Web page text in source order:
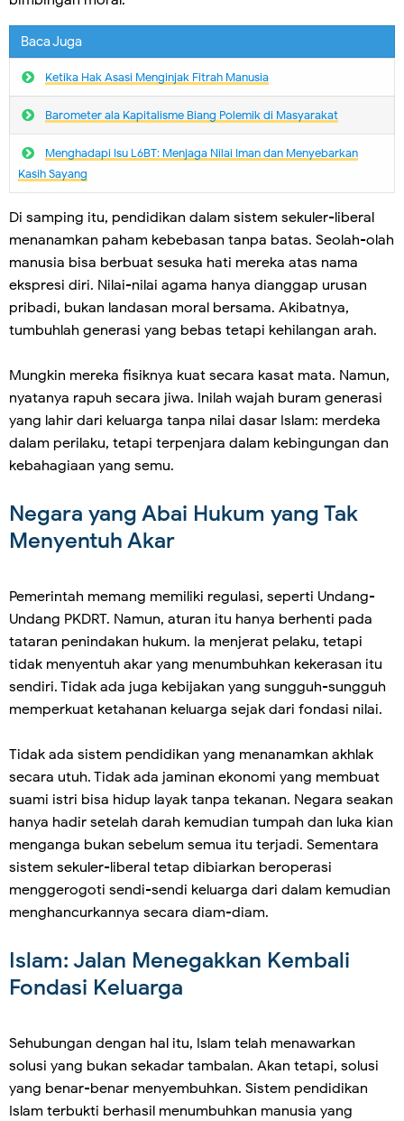
Baca Juga
Ketika Hak Asasi Menginjak Fitrah Manusia
Barometer ala Kapitalisme Biang Polemik di Masyarakat
Menghadapi Isu L6BT: Menjaga Nilai Iman dan Menyebarkan
Kasih Sayang
Di samping itu, pendidikan dalam sistem sekuler-liberal
menanamkan paham kebebasan tanpa batas. Seolah-olah
manusia bisa berbuat sesuka hati mereka atas nama
ekspresi diri. Nilai-nilai agama hanya dianggap urusan
pribadi, bukan landasan moral bersama. Akibatnya,
tumbuhlah generasi yang bebas tetapi kehilangan arah.
Mungkin mereka fisiknya kuat secara kasat mata. Namun,
nyatanya rapuh secara jiwa. Inilah wajah buram generasi
yang lahir dari keluarga tanpa nilai dasar Islam: merdeka
dalam perilaku, tetapi terpenjara dalam kebingungan dan
kebahagiaan yang semu.
Negara yang Abai Hukum yang Tak
Menyentuh Akar
Pemerintah memang memiliki regulasi, seperti Undang-
Undang PKDRT. Namun, aturan itu hanya berhenti pada
tataran penindakan hukum. Ia menjerat pelaku, tetapi
tidak menyentuh akar yang menumbuhkan kekerasan itu
sendiri. Tidak ada juga kebijakan yang sungguh-sungguh
memperkuat ketahanan keluarga sejak dari fondasi nilai.
Tidak ada sistem pendidikan yang menanamkan akhlak
secara utuh. Tidak ada jaminan ekonomi yang membuat
suami istri bisa hidup layak tanpa tekanan. Negara seakan
hanya hadir setelah darah kemudian tumpah dan luka kian
menganga bukan sebelum semua itu terjadi. Sementara
sistem sekuler-liberal tetap dibiarkan beroperasi
menggerogoti sendi-sendi keluarga dari dalam kemudian
menghancurkannya secara diam-diam.
Islam: Jalan Menegakkan Kembali
Fondasi Keluarga
Sehubungan dengan hal itu, Islam telah menawarkan
solusi yang bukan sekadar tambalan. Akan tetapi, solusi
yang benar-benar menyembuhkan. Sistem pendidikan
Islam terbukti berhasil menumbuhkan manusia yang